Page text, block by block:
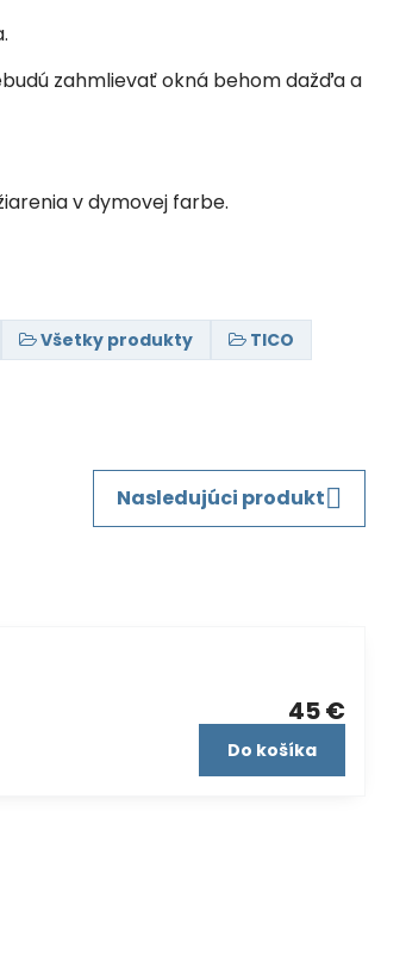
zahmlievať okná behom dažďa a
v dymovej farbe.
Všetky produkty TICO
Nasledujúci produkt
45 €
Do košíka